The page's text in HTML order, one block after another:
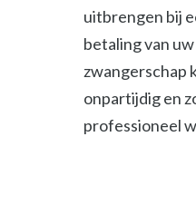
uitbrengen bij
betaling van
zwangerschap
onpartijdig en
professioneel